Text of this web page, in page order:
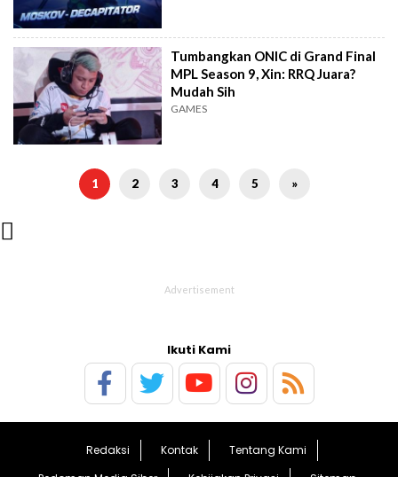
Tumbangkan ONIC di Grand Final
MPL Season 9, Xin: RRQ Juara?
Mudah Sih
GAMES
1 2 3 4 5 »

Ikuti Kami
Redaksi Kontak
Tentang Kami